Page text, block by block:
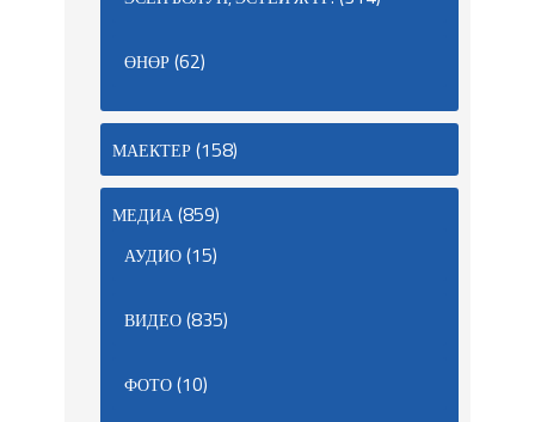
ӨНӨР(62)
МАЕКТЕР(158)
МЕДИА(859)
АУДИО(15)
ВИДЕО(835)
ФОТО(10)